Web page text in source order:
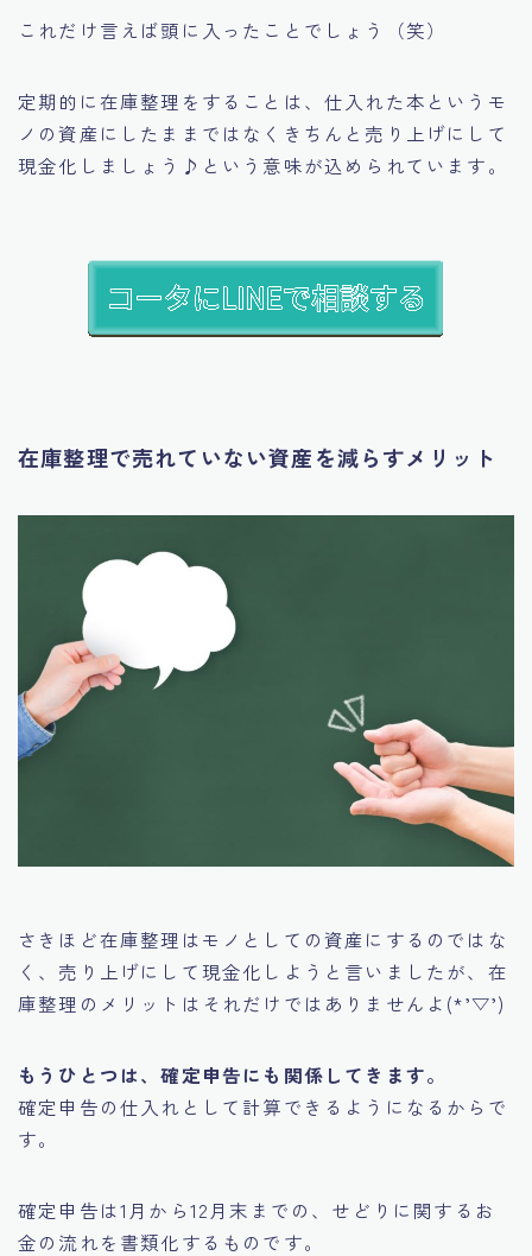
これだけ言えば頭に入ったことでしょう（笑）
定期的に在庫整理をすることは、 仕入れた本というモ
ノの資産にしたままではなくきちんと売り上げにして
現金化しましょう♪ という意味が込められています。
在庫整理で売れていない資産を減らすメリット
さきほど在庫整理はモノとしての資産にするのではな
く、売り上げにして現金化しようと言いましたが、在
庫整理のメリットはそれだけではありませんよ(*’▽’)
もうひとつは、確定申告にも関係してきます。
確定申告の仕入れとして計算できるようになるからで
す。
確定申告は1月から12月末までの、せどりに関するお
金の流れを書類化するものです。